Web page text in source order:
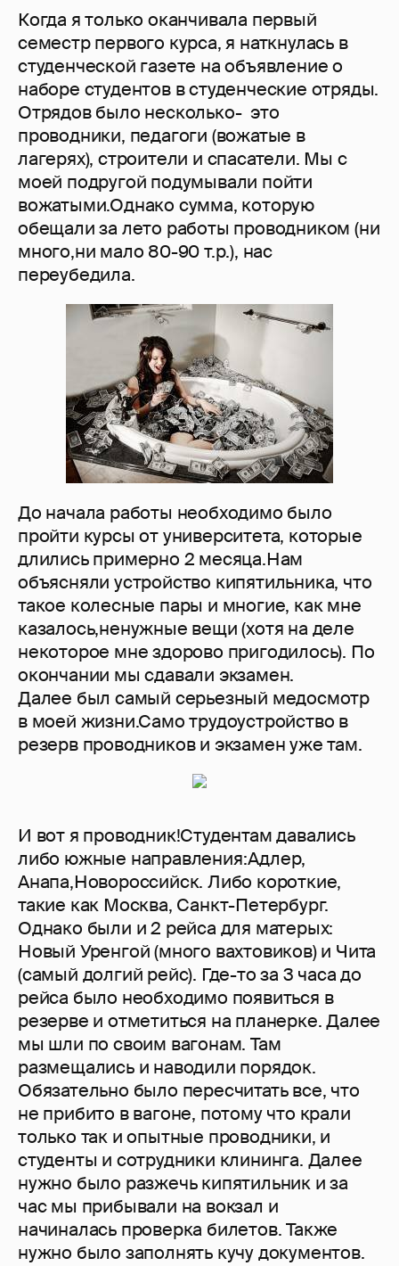
Когда я только оканчивала первый
семестр первого курса, я наткнулась в
студенческой газете на объявление о
наборе студентов в студенческие отряды.
Отрядов было несколько- это
проводники, педагоги (вожатые в
лагерях), строители и спасатели. Мы с
моей подругой подумывали пойти
вожатыми.Однако сумма, которую
обещали за лето работы проводником (ни
много,ни мало 80-90 т.р.), нас
переубедила.
До начала работы необходимо было
пройти курсы от университета, которые
длились примерно 2 месяца.Нам
объясняли устройство кипятильника, что
такое колесные пары и многие, как мне
казалось,ненужные вещи (хотя на деле
некоторое мне здорово пригодилось). По
окончании мы сдавали экзамен.
Далее был самый серьезный медосмотр
в моей жизни.Само трудоустройство в
резерв проводников и экзамен уже там.
И вот я проводник!Студентам давались
либо южные направления:Адлер,
Анапа,Новороссийск. Либо короткие,
такие как Москва, Санкт-Петербург.
Однако были и 2 рейса для матерых:
Новый Уренгой (много вахтовиков) и Чита
(самый долгий рейс). Где-то за 3 часа до
рейса было необходимо появиться в
резерве и отметиться на планерке. Далее
мы шли по своим вагонам. Там
размещались и наводили порядок.
Обязательно было пересчитать все, что
не прибито в вагоне, потому что крали
только так и опытные проводники, и
студенты и сотрудники клининга. Далее
нужно было разжечь кипятильник и за
час мы прибывали на вокзал и
начиналась проверка билетов. Также
нужно было заполнять кучу документов.